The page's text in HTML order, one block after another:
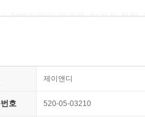
갈매기와의 약속을 지키기 위
럽 최고의 베스트셀러가 됐으며
가 있는 훌륭한 이야기”(쥐트 도
제이앤디
호 520-05-03210